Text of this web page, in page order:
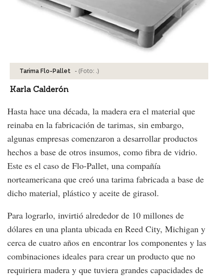
Tarima Flo-Pallet - (Foto: .)
Karla Calderón
Hasta hace una década, la madera era el material que
reinaba en la fabricación de tarimas, sin embargo,
algunas empresas comenzaron a desarrollar productos
hechos a base de otros insumos, como fibra de vidrio.
Este es el caso de Flo-Pallet, una compañía
norteamericana que creó una tarima fabricada a base de
dicho material, plástico y aceite de girasol.
Para lograrlo, invirtió alrededor de 10 millones de
dólares en una planta ubicada en Reed City, Michigan y
cerca de cuatro años en encontrar los componentes y las
combinaciones ideales para crear un producto que no
requiriera madera y que tuviera grandes capacidades de